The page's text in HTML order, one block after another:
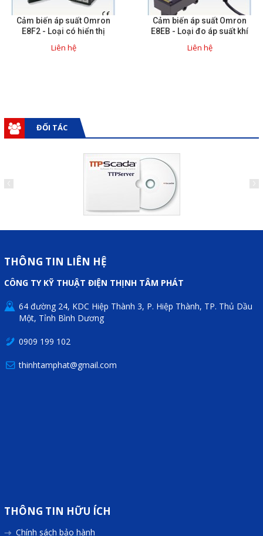
Cảm biến áp suất Omron
E8F2 - Loại có hiển thị
Liên hệ
Cảm biến áp suất Omron
E8EB - Loại đo áp suất khí
Liên hệ
ĐỐI TÁC
THÔNG TIN LIÊN HỆ
CÔNG TY KỸ THUẬT ĐIỆN THỊNH TÂM PHÁT
64 đường 24, KDC Hiệp Thành 3, P. Hiệp Thành, TP. Thủ Dầu
Một, Tỉnh Bình Dương
0909 199 102
thinhtamphat@gmail.com
THÔNG TIN HỮU ÍCH
Chính sách bảo hành
Liên hệ
Facebook
Gọi cho chúng tôi
Nhắn tin